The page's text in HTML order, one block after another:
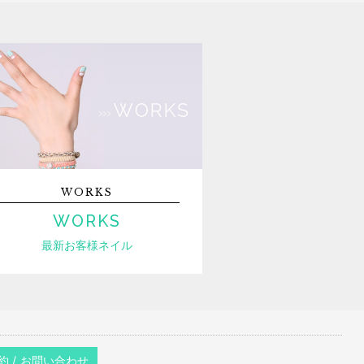
WORKS
WORKS
最新お客様ネイル
/ お問い合わせ